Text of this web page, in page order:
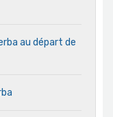
au départ de